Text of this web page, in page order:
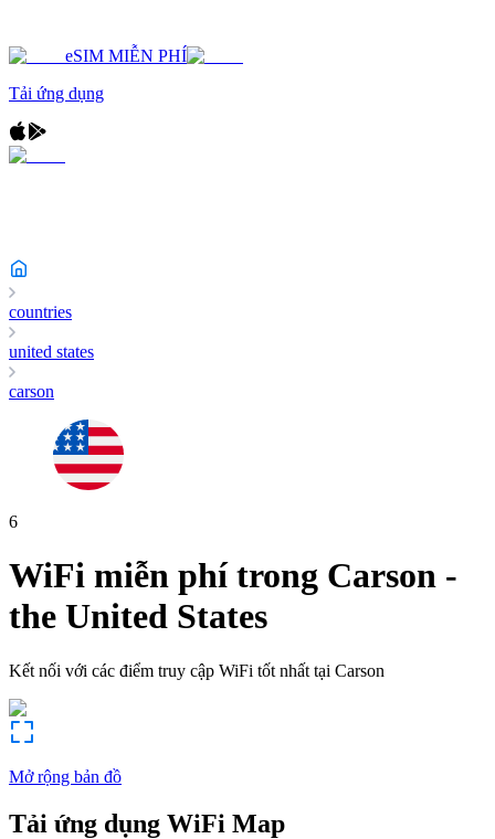
eSIM MIỄN PHÍ
Tải ứng dụng
countries
united states
carson
6
WiFi miễn phí trong Carson -
the United States
Kết nối với các điểm truy cập WiFi tốt nhất tại Carson
Mở rộng bản đồ
Tải ứng dụng WiFi Map